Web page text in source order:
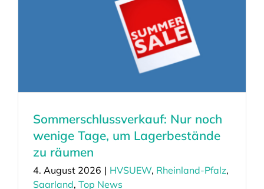
Sommerschlussverkauf: Nur noch
wenige Tage, um Lagerbestände
zu räumen
4. August 2026 | HVSUEW, Rheinland-Pfalz,
Saarland, Top News